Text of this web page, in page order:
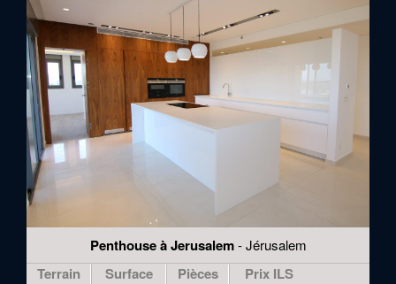
Penthouse à Jerusalem- Jérusalem
Terrain
Surface
Pièces
Prix ILS